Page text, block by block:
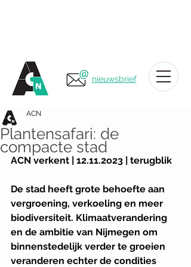
nieuwsbrief
Plantensafari: de
compacte stad
ACN
ACN verkent | 12.11.2o23 | terugblik
De stad heeft grote behoefte aan
vergroening, verkoeling en meer
biodiversiteit. Klimaatverandering
en de ambitie van Nijmegen om
binnenstedelijk verder te groeien
veranderen echter de condities